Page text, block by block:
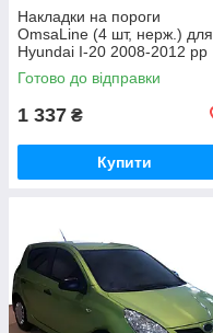
Накладки на пороги
OmsaLine (4 шт, нерж.) для
Hyundai I-20 2008-2012 рр
Готово до відправки
1 337 ₴
Купити